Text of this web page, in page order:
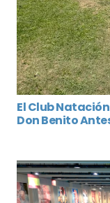
El Club
Don Benito